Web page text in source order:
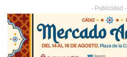
- Publicidad -